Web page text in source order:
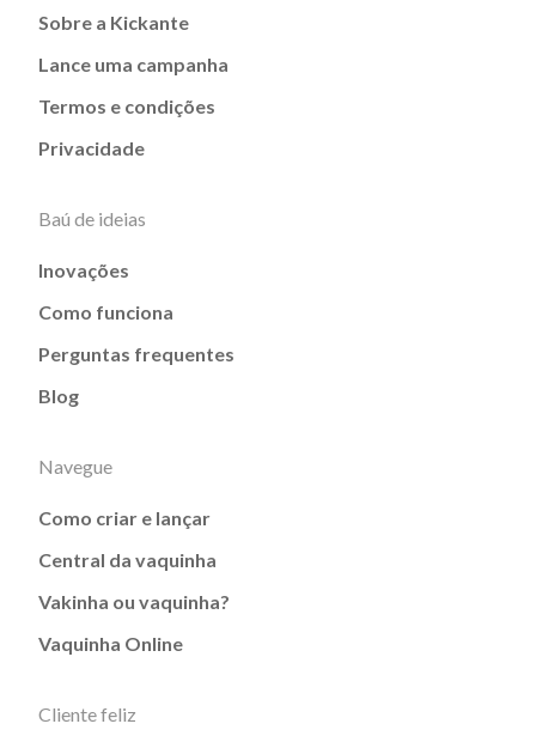
Sobre a Kickante
Lance uma campanha
Termos e condições
Privacidade
Baú de ideias
Inovações
Como funciona
Perguntas frequentes
Blog
Navegue
Como criar e lançar
Central da vaquinha
Vakinha ou vaquinha?
Vaquinha Online
Cliente feliz